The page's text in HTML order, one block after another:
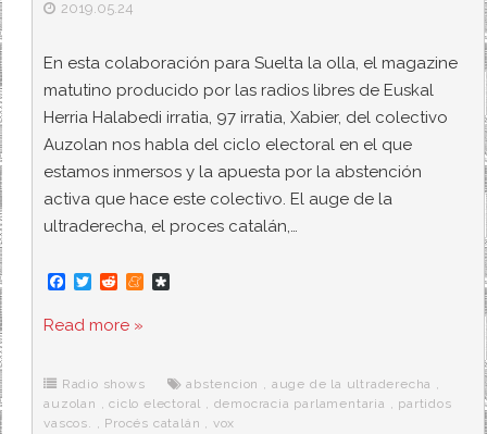
2019.05.24
En esta colaboración para Suelta la olla, el magazine
matutino producido por las radios libres de Euskal
Herria Halabedi irratia, 97 irratia, Xabier, del colectivo
Auzolan nos habla del ciclo electoral en el que
estamos inmersos y la apuesta por la abstención
activa que hace este colectivo. El auge de la
ultraderecha, el proces catalán,…
F
e
o
k
T
t
r
R
d
M
e
r
a
Read more »
Radio shows abstencion , auge de la ultraderecha ,
auzolan ,ciclo electoral , democracia parlamentaria , partidos
vascos. , Procés catalán , vox